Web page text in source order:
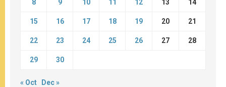
8 9 10 11 12 13 14
15 16 17 18 19 20 21
22 23 24 25 26 27 28
29 30
« Oct Dec »